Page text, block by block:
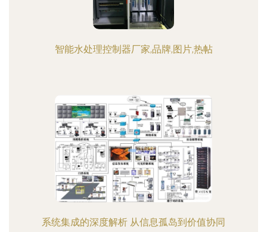
智能水处理控制器厂家,品牌,图片,热帖
系统集成的深度解析 从信息孤岛到价值协同